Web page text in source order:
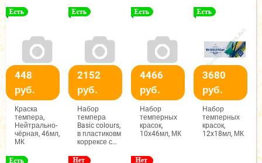
448
руб.
Краска
темпера,
Нейтрально-
чёрная, 46мл,
МК
2152
руб.
Набор
темпера
Basic colours,
в пластиковм
коррексе с
6x18мл, МК
4466
руб.
Набор
темперных
красок,
10x46мл, МК
3680
руб.
Набор
темперных
красок,
12x18мл, МК